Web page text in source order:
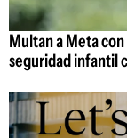
Multan a Meta
seguridad infantil